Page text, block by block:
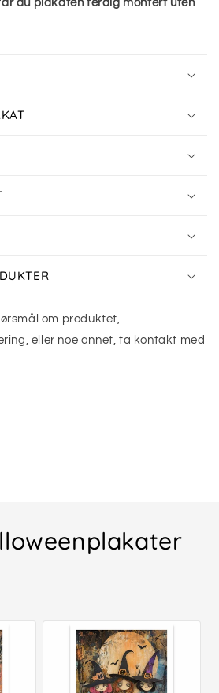
du plakaten ferdig montert uten
om produktet,
eller noe annet, ta kontakt med